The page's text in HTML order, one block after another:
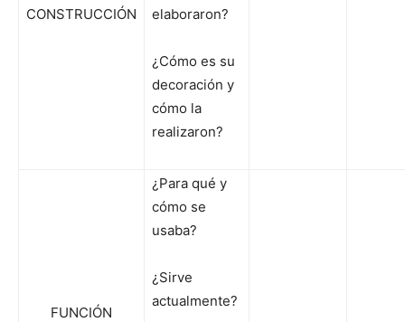
CONSTRUCCIÓN
elaboraron?
¿Cómo es su
decoración y
cómo la
realizaron?
FUNCIÓN
¿Para qué y
cómo se
usaba?
¿Sirve
actualmente?